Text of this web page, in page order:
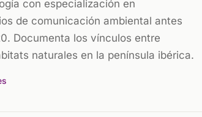
con especialización en
de comunicación ambiental antes
Documenta los vínculos entre
naturales en la península ibérica.